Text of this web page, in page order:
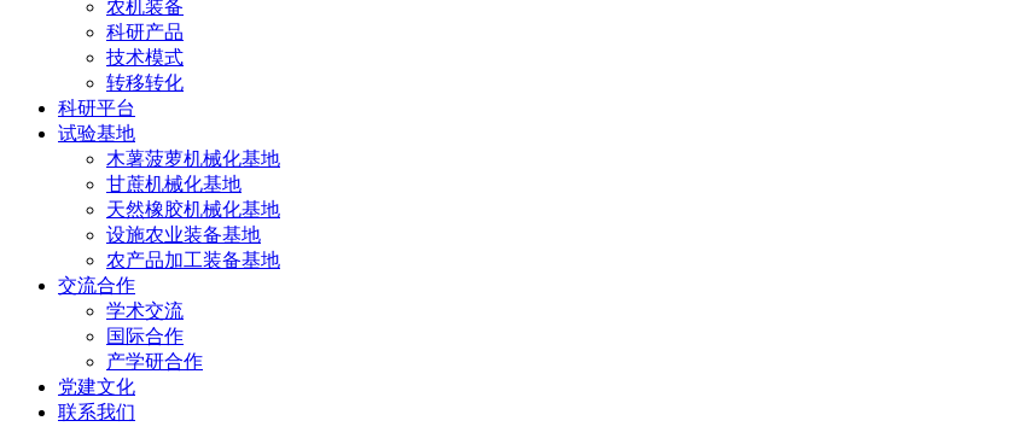
农机装备
科研产品
技术模式
转移转化
科研平台
试验基地
木薯菠萝机械化基地
甘蔗机械化基地
天然橡胶机械化基地
设施农业装备基地
农产品加工装备基地
交流合作
学术交流
国际合作
产学研合作
党建文化
联系我们